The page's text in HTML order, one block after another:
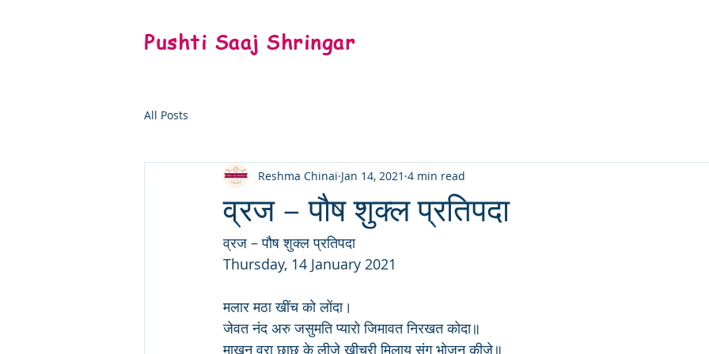
Pushti Saaj Shringar
All Posts
व्रज – पौष शुक्ल प्रतिपदा
Reshma Chinai Jan 14, 2021 4 min read
व्रज – पौष शुक्ल प्रतिपदा
Thursday, 14 January 2021
मलार मठा खींच को लोंदा।
जेवत नंद अरु जसुमति प्यारो जिमावत निरखत कोदा॥
माखन वरा छाछ के लीजे खीचरी मिलाय संग भोजन कीजे॥